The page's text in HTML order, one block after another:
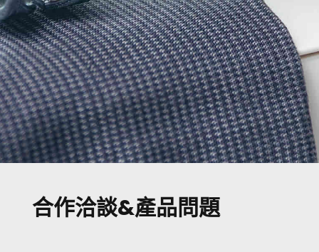
合作洽談&產品問題